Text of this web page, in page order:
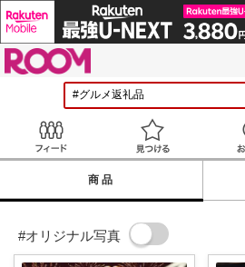
見つけ
商品
#オリジナル写真